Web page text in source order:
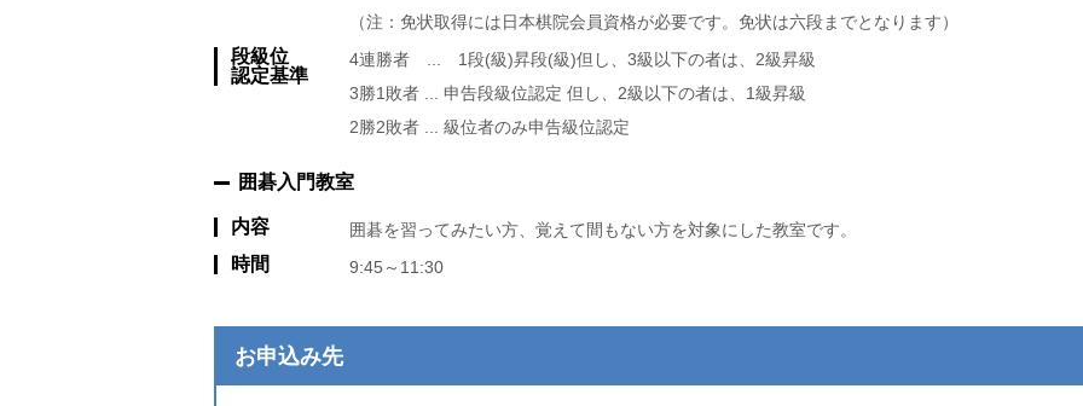
（注：免状取得には日本棋院会員資格が必要です。免状は六段までとなります）
段級位
認定基準
4連勝者 ... 1段(級)昇段(級)但し、3級以下の者は、2級昇級
3勝1敗者 ... 申告段級位認定 但し、2級以下の者は、1級昇級
2勝2敗者 ... 級位者のみ申告級位認定
囲碁入門教室
内容 囲碁を習ってみたい方、覚えて間もない方を対象にした教室です。
時間 9:45～11:30
お申込み先